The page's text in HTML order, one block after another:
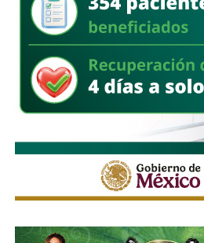
ciudad, lasque avisen que la
estacionen autos de los
Himno Nacional.
La Avenida Chapultepec tiene
que ellímite de velocidad es de
borradas -ahí te encargo,
videos que circularon de autos
los casos, la velocidad del
del límite permitido